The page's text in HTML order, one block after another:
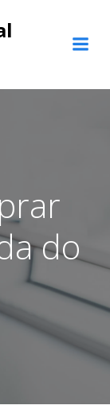
do